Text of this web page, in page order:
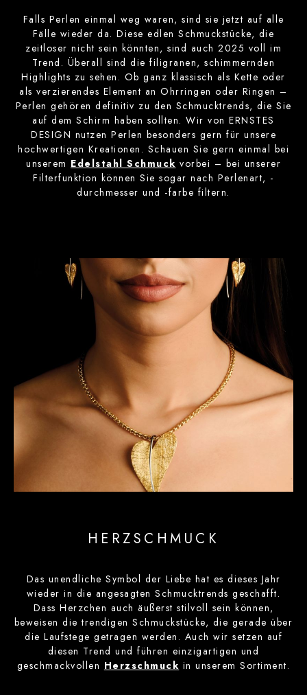
Falls Perlen einmal weg waren, sind sie jetzt auf alle
Fälle wieder da. Diese edlen Schmuckstücke, die
zeitloser nicht sein könnten, sind auch 2025 voll im
Trend. Überall sind die filigranen, schimmernden
Highlights zu sehen. Ob ganz klassisch als Kette oder
als verzierendes Element an Ohrringen oder Ringen –
Perlen gehören definitiv zu den Schmucktrends, die Sie
auf dem Schirm haben sollten. Wir von ERNSTES
DESIGN nutzen Perlen besonders gern für unsere
hochwertigen Kreationen. Schauen Sie gern einmal bei
unserem Edelstahl Schmuck vorbei – bei unserer
Filterfunktion können Sie sogar nach Perlenart, -
durchmesser und -farbe filtern.
HERZSCHMUCK
Das unendliche Symbol der Liebe hat es dieses Jahr
wieder in die angesagten Schmucktrends geschafft.
Dass Herzchen auch äußerst stilvoll sein können,
beweisen die trendigen Schmuckstücke, die gerade über
die Laufstege getragen werden. Auch wir setzen auf
diesen Trend und führen einzigartigen und
geschmackvollen Herzschmuck in unserem Sortiment.